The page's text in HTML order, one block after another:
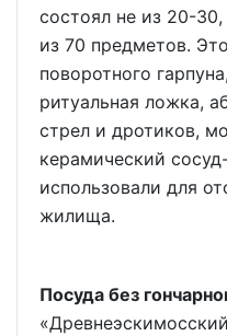
состоял не из 20-
из 70 предметов.
поворотного
ритуальная ложка,
стрел и дротиков,
керамический
использовали для
жилища.
Посуда без